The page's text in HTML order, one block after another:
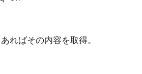
ればその内容を取得。